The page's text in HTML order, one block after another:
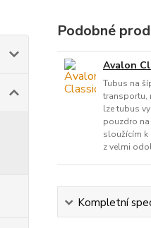
Podobné
Avalon
Tubus na
transportu,
lze tubus
pouzdro
sloužícím k
z velmi
Kompletní